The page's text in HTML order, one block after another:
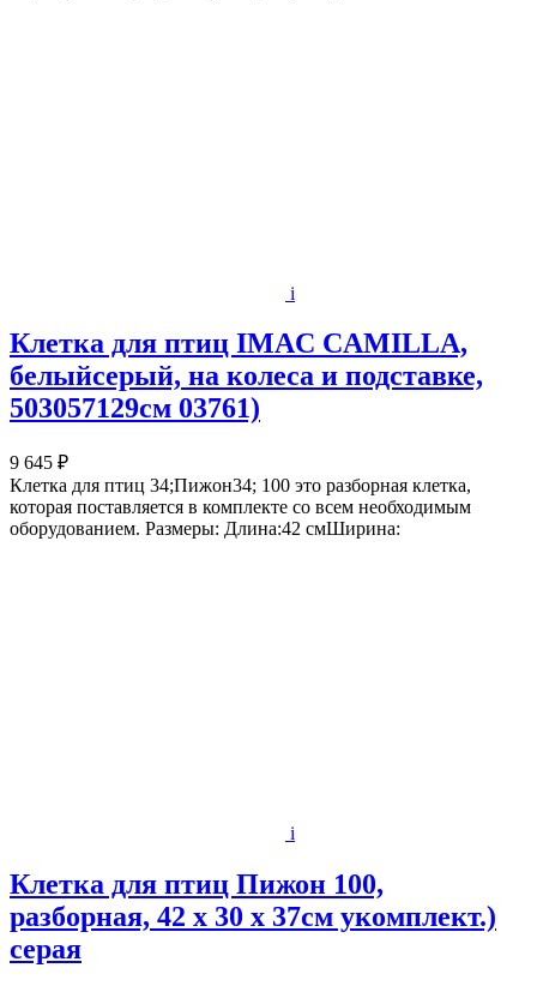
i
Клетка для птиц IMAC CAMILLA,
белыйсерый, на колеса и подставке,
503057129см 03761)
9 645 ₽
Клетка для птиц 34;Пижон34; 100 это разборная клетка,
которая поставляется в комплекте со всем необходимым
оборудованием. Размеры: Длина:42 смШирина:
i
Клетка для птиц Пижон 100,
разборная, 42 х 30 х 37см укомплект.)
серая